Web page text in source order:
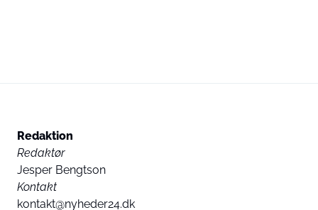
Redaktion
Redaktør
Jesper Bengtson
Kontakt
kontakt@nyheder24.dk